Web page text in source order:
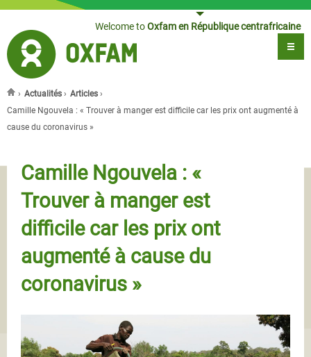
Jump to navigationWelcome toOxfam en République centrafricaine
You are here
› Actualités › Articles ›
Camille Ngouvela : « Trouver à manger est difficile car les prix ont augmenté à
cause du coronavirus »
Camille Ngouvela : «
Trouver à manger est
difficile car les prix ont
augmenté à cause du
coronavirus »